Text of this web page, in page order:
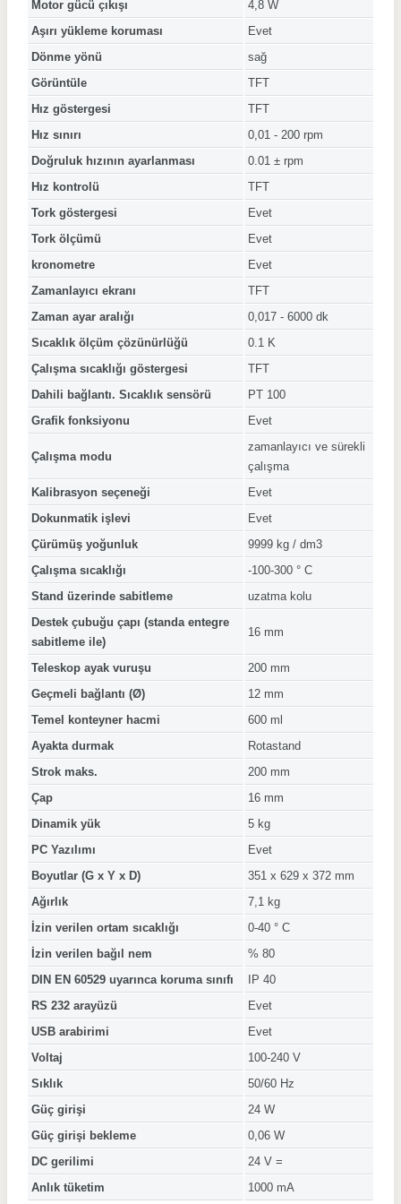
Motor gücü çıkışı
4,8 W
Aşırı yükleme koruması
Evet
Dönme yönü
sağ
Görüntüle
TFT
Hız göstergesi
TFT
Hız sınırı
0,01 - 200 rpm
Doğruluk hızının ayarlanması
0.01 ± rpm
Hız kontrolü
TFT
Tork göstergesi
Evet
Tork ölçümü
Evet
kronometre
Evet
Zamanlayıcı ekranı
TFT
Zaman ayar aralığı
0,017 - 6000 dk
Sıcaklık ölçüm çözünürlüğü
0.1 K
Çalışma sıcaklığı göstergesi
TFT
Dahili bağlantı. Sıcaklık sensörü
PT 100
Grafik fonksiyonu
Evet
Çalışma modu
zamanlayıcı ve sürekli
çalışma
Kalibrasyon seçeneği
Evet
Dokunmatik işlevi
Evet
Çürümüş yoğunluk
9999 kg / dm3
Çalışma sıcaklığı
-100-300 ° C
Stand üzerinde sabitleme
uzatma kolu
Destek çubuğu çapı (standa entegre
sabitleme ile)
16 mm
Teleskop ayak vuruşu
200 mm
Geçmeli bağlantı (Ø)
12 mm
Temel konteyner hacmi
600 ml
Ayakta durmak
Rotastand
Strok maks.
200 mm
Çap
16 mm
Dinamik yük
5 kg
PC Yazılımı
Evet
Boyutlar (G x Y x D)
351 x 629 x 372 mm
Ağırlık
7,1 kg
İzin verilen ortam sıcaklığı
0-40 ° C
İzin verilen bağıl nem
% 80
DIN EN 60529 uyarınca koruma sınıfı
IP 40
RS 232 arayüzü
Evet
USB arabirimi
Evet
Voltaj
100-240 V
Sıklık
50/60 Hz
Güç girişi
24 W
Güç girişi bekleme
0,06 W
DC gerilimi
24 V =
Anlık tüketim
1000 mA